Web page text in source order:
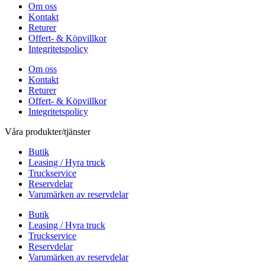
Om oss
Kontakt
Returer
Offert- & Köpvillkor
Integritetspolicy
Om oss
Kontakt
Returer
Offert- & Köpvillkor
Integritetspolicy
Våra produkter/tjänster
Butik
Leasing / Hyra truck
Truckservice
Reservdelar
Varumärken av reservdelar
Butik
Leasing / Hyra truck
Truckservice
Reservdelar
Varumärken av reservdelar